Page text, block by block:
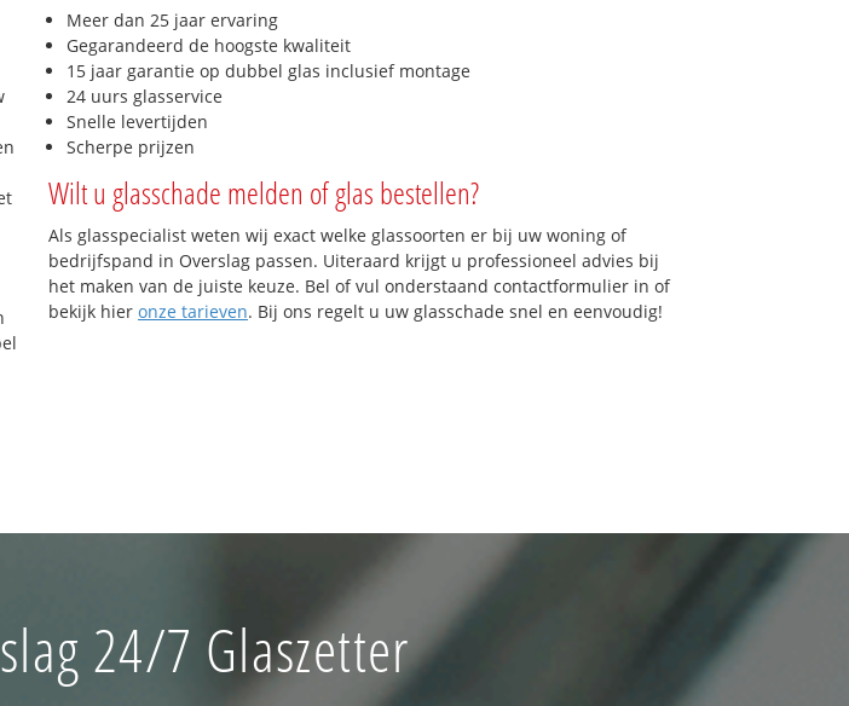
Meer dan 25 jaar ervaring
Gegarandeerd de hoogste kwaliteit
15 jaar garantie op dubbel glas inclusief montage
24 uurs glasservice
Snelle levertijden
Scherpe prijzen
Wilt u glasschade melden of glas bestellen?
Als glasspecialist weten wij exact welke glassoorten er bij uw woning of
bedrijfspand in Overslag passen. Uiteraard krijgt u professioneel advies bij
het maken van de juiste keuze. Bel of vul onderstaand contactformulier in of
bekijk hier onze tarieven. Bij ons regelt u uw glasschade snel en eenvoudig!
24/7 Glaszetter